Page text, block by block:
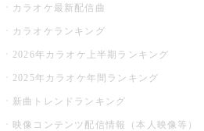
カラオケ最新配信曲
カラオケランキング
2026年カラオケ上半期ランキング
2025年カラオケ年間ランキング
新曲トレンドランキング
映像コンテンツ配信情報（本人映像等）